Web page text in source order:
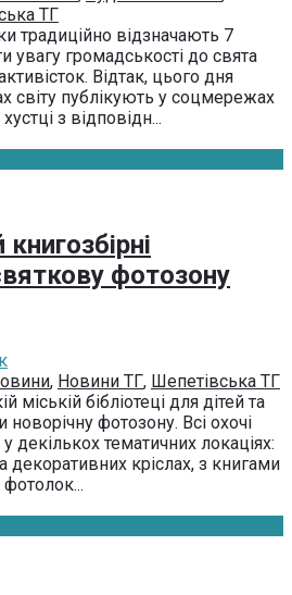
ТГ
традиційно відзначають 7
увагу громадськості до свята
Відтак, цього дня
світу публікують у соцмережах
з відповідн...
фотозону
, Новини ТГ, Шепетівська ТГ
міській бібліотеці для дітей та
фотозону. Всі охочі
декількох тематичних локаціях:
декоративних кріслах, з книгами